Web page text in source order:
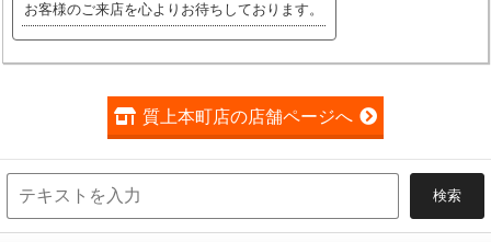
お客様のご来店を心よりお待ちしております。
質上本町店の店舗ページへ